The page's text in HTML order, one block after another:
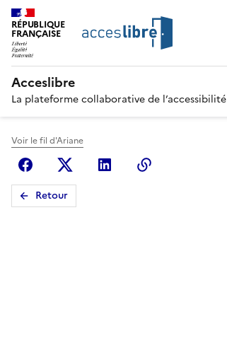
RÉPUBLIQUE
FRANÇAISE
Acceslibre
La plateforme collaborative de l’accessibilité
Voir le fil d'Ariane
FacebookX (anciennement Twitter)
Linkedin
Retour